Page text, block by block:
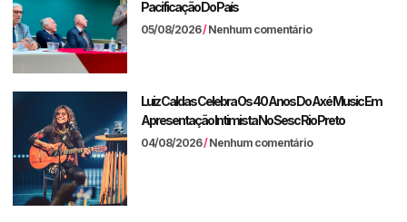
Pacificação Do País
05/08/2026 Nenhum comentário
Luiz Caldas Celebra Os 40 Anos Do Axé Music Em
Apresentação Intimista No Sesc Rio Preto
04/08/2026 Nenhum comentário